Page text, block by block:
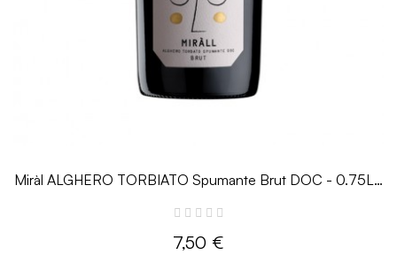
Miràl ALGHERO TORBIATO Spumante Brut DOC - 0.75L -
7,50 €